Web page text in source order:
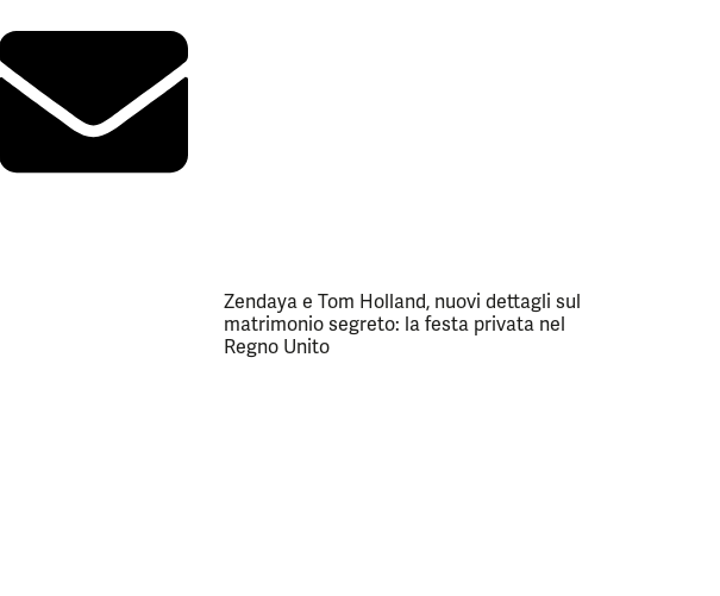
Zendaya e Tom Holland, nuovi dettagli sul
matrimonio segreto: la festa privata nel
Regno Unito